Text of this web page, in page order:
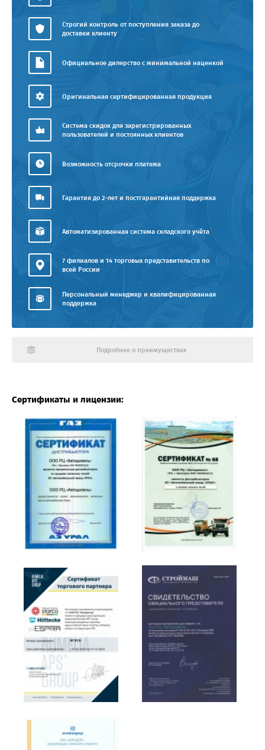
Строгий контроль от поступления заказа до
доставки клиенту
Официальное дилерство с минимальной наценкой
Оригинальная сертифицированная продукция
Система скидок для зарегистрированных
пользователей и постоянных клиентов
Возможность отсрочки платежа
Гарантия до 2-лет и постгарантийная поддержка
Автоматизированная система складского учёта
7 филиалов и 14 торговых представительств по
всей России
Персональный менеджер и квалифицированная
поддержка
Подробнее о преимуществах
Сертификаты и лицензии: